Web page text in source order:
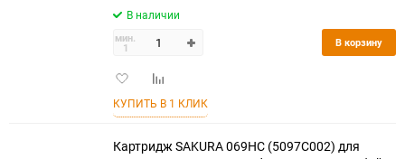
В наличии
мин.
1
Добавить
избранное
Добавить
сравнению
В корзину
КУПИТЬ В 1 КЛИК
Картридж SAKURA 069HC (5097C002) для